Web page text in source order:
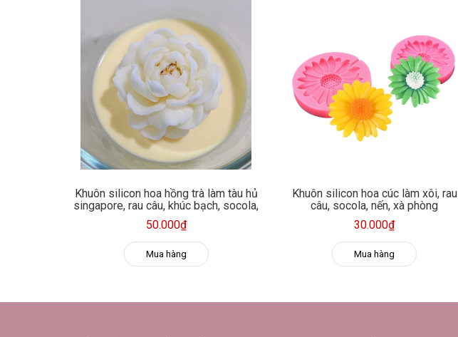
Khuôn silicon hoa hồng trà làm tàu hủ
singapore, rau câu, khúc bạch, socola,
nến thơm
50.000₫
Mua hàng
Khuôn silicon hoa cúc làm xôi, rau
câu, socola, nến, xà phòng
30.000₫
Mua hàng